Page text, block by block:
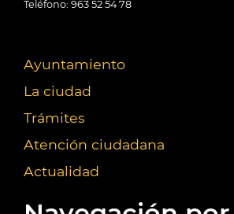
Teléfono: 963 52 54 78
Ayuntamiento
La ciudad
Trámites
Atención ciudadana
Actualidad